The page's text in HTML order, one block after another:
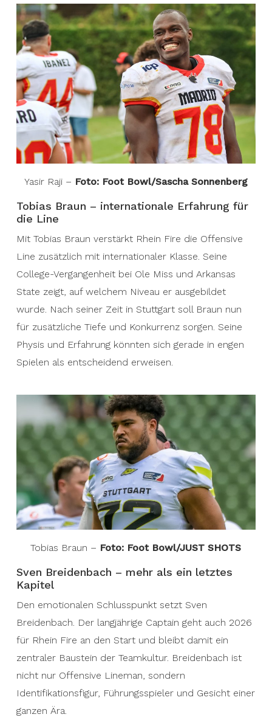
Yasir Raji – Foto: Foot Bowl/Sascha Sonnenberg
Tobias Braun – internationale Erfahrung für
die Line
Mit Tobias Braun verstärkt Rhein Fire die Offensive
Line zusätzlich mit internationaler Klasse. Seine
College-Vergangenheit bei Ole Miss und Arkansas
State zeigt, auf welchem Niveau er ausgebildet
wurde. Nach seiner Zeit in Stuttgart soll Braun nun
für zusätzliche Tiefe und Konkurrenz sorgen. Seine
Physis und Erfahrung könnten sich gerade in engen
Spielen als entscheidend erweisen.
Tobias Braun – Foto: Foot Bowl/JUST SHOTS
Sven Breidenbach – mehr als ein letztes
Kapitel
Den emotionalen Schlusspunkt setzt Sven
Breidenbach. Der langjährige Captain geht auch 2026
für Rhein Fire an den Start und bleibt damit ein
zentraler Baustein der Teamkultur. Breidenbach ist
nicht nur Offensive Lineman, sondern
Identifikationsfigur, Führungsspieler und Gesicht einer
ganzen Ära.